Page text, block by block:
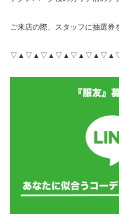
ご来店の際、スタッフに抽選券